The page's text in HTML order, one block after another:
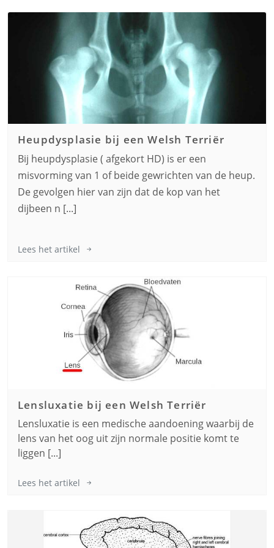
Heupdysplasie bij eenWelsh Terriër
Bij heupdysplasie ( afgekort HD) is er een
misvorming van 1 of beide gewrichten van de heup.
De gevolgen hier van zijn dat de kop van het
dijbeen n [...]
Lees het artikel
Lensluxatie bij een Welsh Terriër
Lensluxatie is een medische aandoening waarbij de
lens van het oog uit zijn normale positie komt te
liggen [...]
Lees het artikel